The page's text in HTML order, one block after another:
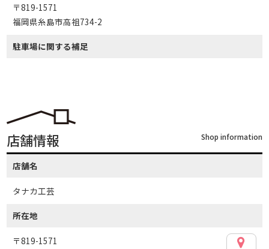
〒819-1571
福岡県糸島市高祖734-2
駐車場に関する補足
店舗情報 Shop information
店舗名
タナカ工芸
所在地
〒819-1571